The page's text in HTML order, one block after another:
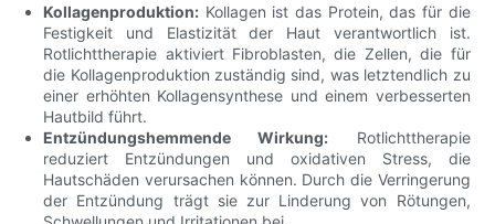
Kollagenproduktion: Kollagen ist das Protein, das für die
Festigkeit und Elastizität der Haut verantwortlich ist.
Rotlichttherapie aktiviert Fibroblasten, die Zellen, die für
die Kollagenproduktion zuständig sind, was letztendlich zu
einer erhöhten Kollagensynthese und einem verbesserten
Hautbild führt.
Entzündungshemmende Wirkung: Rotlichttherapie
reduziert Entzündungen und oxidativen Stress, die
Hautschäden verursachen können. Durch die Verringerung
der Entzündung trägt sie zur Linderung von Rötungen,